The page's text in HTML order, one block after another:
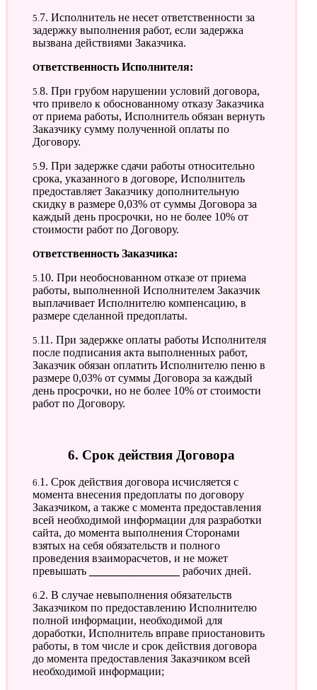
5.7. Исполнитель не несет ответственности за
задержку выполнения работ, если задержка
вызвана действиями Заказчика.
Ответственность Исполнителя:
5.8. При грубом нарушении условий договора,
что привело к обоснованному отказу Заказчика
от приема работы, Исполнитель обязан вернуть
Заказчику сумму полученной оплаты по
Договору.
5.9. При задержке сдачи работы относительно
срока, указанного в договоре, Исполнитель
предоставляет Заказчику дополнительную
скидку в размере 0,03% от суммы Договора за
каждый день просрочки, но не более 10% от
стоимости работ по Договору.
Ответственность Заказчика:
5.10. При необоснованном отказе от приема
работы, выполненной Исполнителем Заказчик
выплачивает Исполнителю компенсацию, в
размере сделанной предоплаты.
5.11. При задержке оплаты работы Исполнителя
после подписания акта выполненных работ,
Заказчик обязан оплатить Исполнителю пеню в
размере 0,03% от суммы Договора за каждый
день просрочки, но не более 10% от стоимости
работ по Договору.
6. Срок действия Договора
6.1. Срок действия договора исчисляется с
момента внесения предоплаты по договору
Заказчиком, а также с момента предоставления
всей необходимой информации для разработки
сайта, до момента выполнения Сторонами
взятых на себя обязательств и полного
проведения взаиморасчетов, и не может
превышать
рабочих дней.
6.2. В случае невыполнения обязательств
Заказчиком по предоставлению Исполнителю
полной информации, необходимой для
доработки, Исполнитель вправе приостановить
работы, в том числе и срок действия договора
до момента предоставления Заказчиком всей
необходимой информации;